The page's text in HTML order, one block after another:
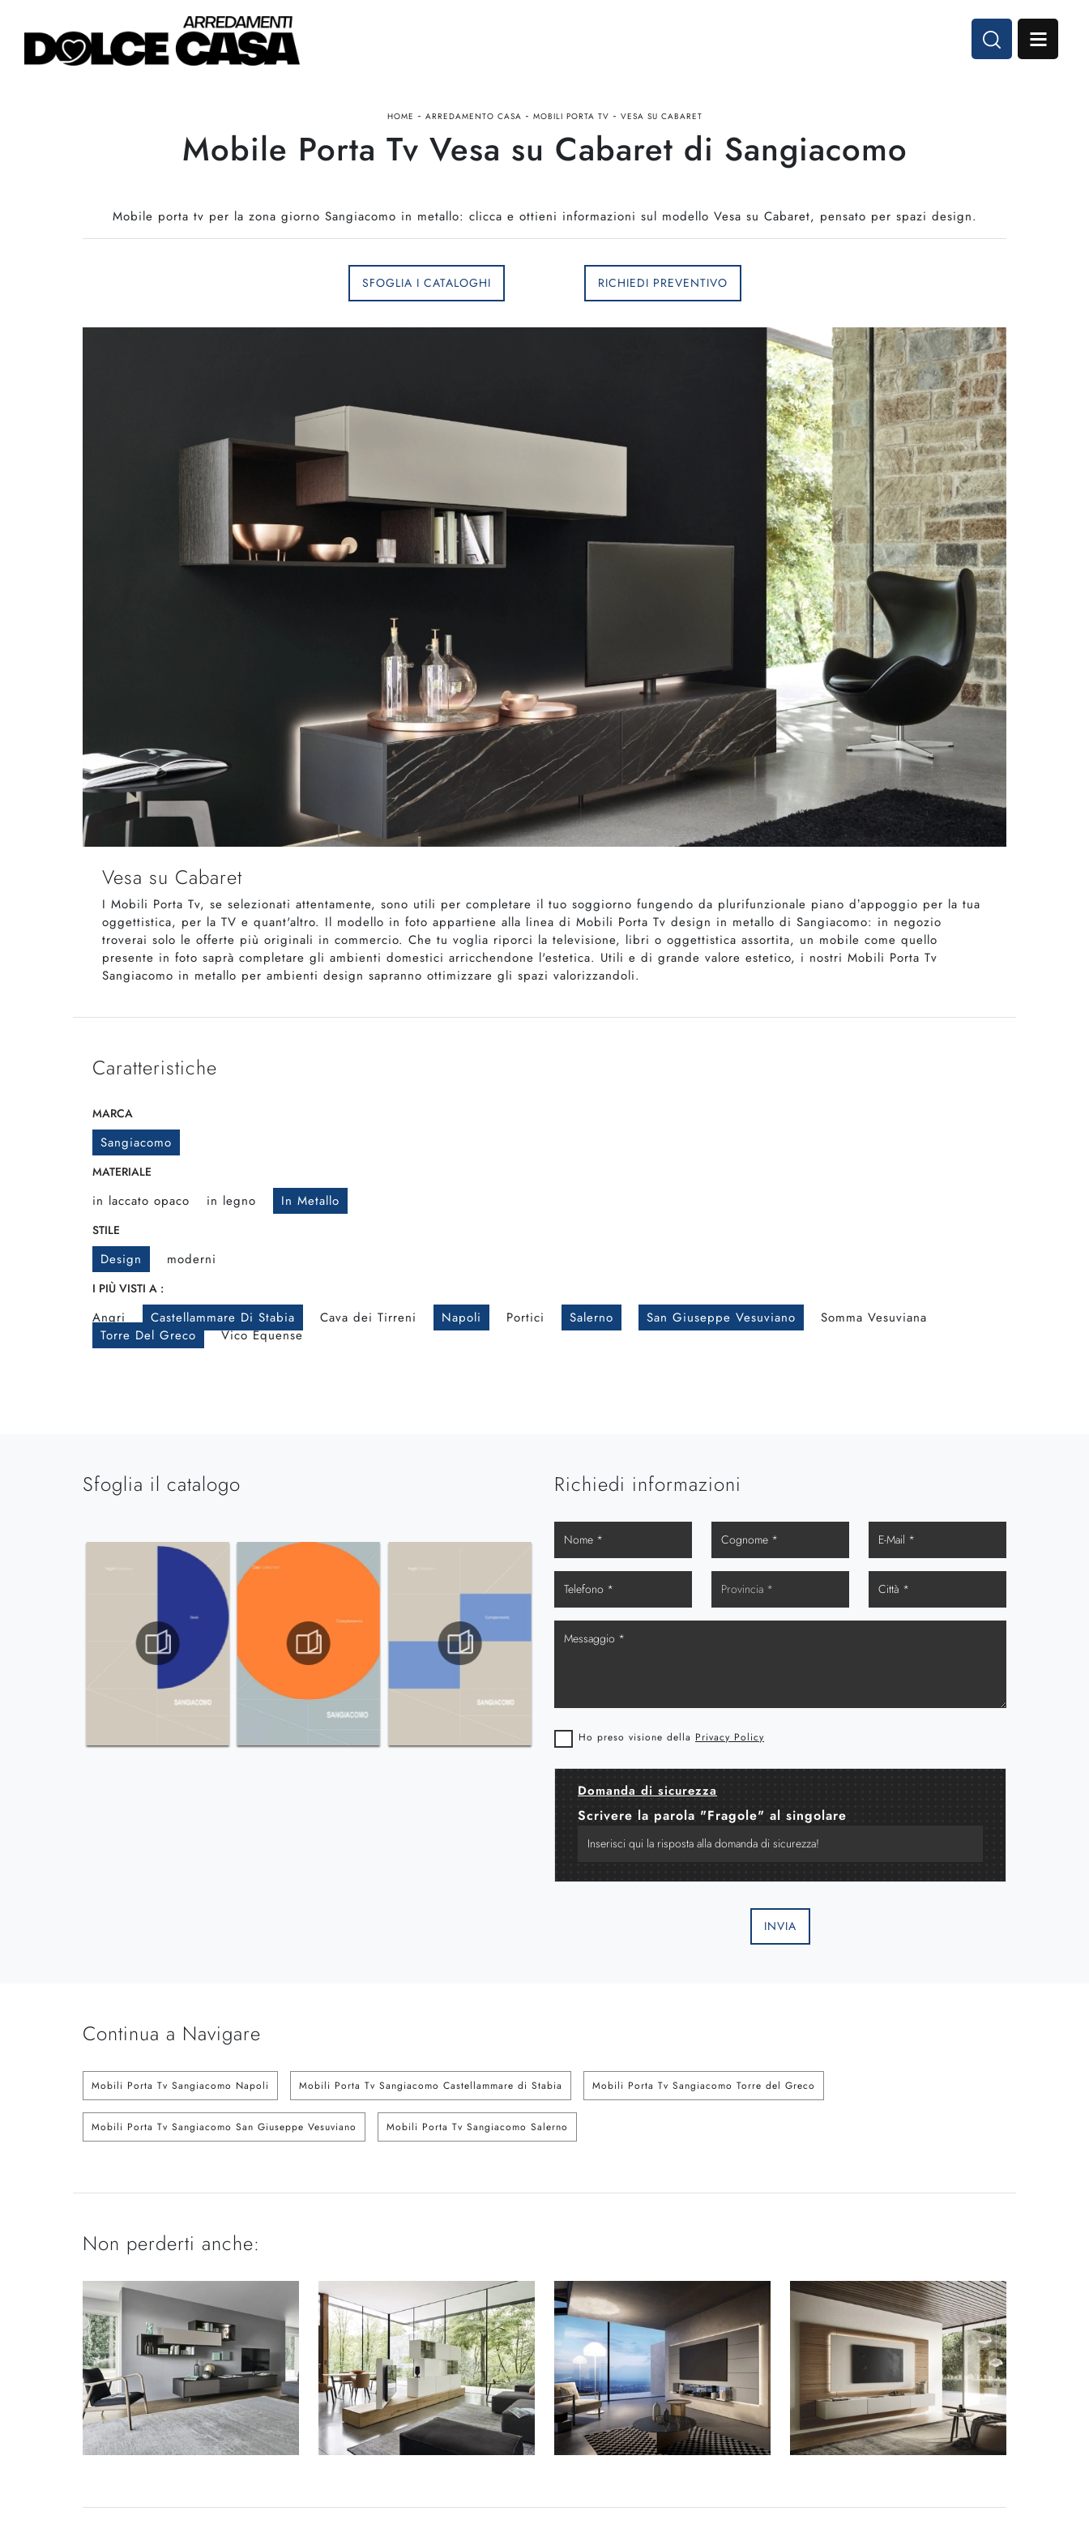
HOME - ARREDAMENTO CASA - MOBILI PORTA TV - VESA SU CABARET
Mobile Porta Tv Vesa su Cabaret di Sangiacomo
Mobile porta tv per la zona giorno Sangiacomo in metallo: clicca e ottieni informazioni sul modello Vesa su Cabaret, pensato per spazi design.
SFOGLIA I CATALOGHI RICHIEDI PREVENTIVO
Vesa su Cabaret
I Mobili Porta Tv, se selezionati attentamente, sono utili per completare il tuo soggiorno fungendo da plurifunzionale piano d’appoggio per la tua
oggettistica, per la TV e quant'altro. Il modello in foto appartiene alla linea di Mobili Porta Tv design in metallo di Sangiacomo: in negozio
troverai solo le offerte più originali in commercio. Che tu voglia riporci la televisione, libri o oggettistica assortita, un mobile come quello
presente in foto saprà completare gli ambienti domestici arricchendone l'estetica. Utili e di grande valore estetico, i nostri Mobili Porta Tv
Sangiacomo in metallo per ambienti design sapranno ottimizzare gli spazi valorizzandoli.
Caratteristiche
MARCA
Sangiacomo
MATERIALE
in laccato opaco in legno In Metallo
STILE
Design moderni
I PIÙ VISTI A :
Angri Castellammare Di Stabia Cava dei Tirreni Napoli Portici Salerno San Giuseppe Vesuviano
Somma Vesuviana
Torre Del Greco
Vico Equense
Sfoglia il catalogo Richiedi informazioni
Ho preso visione della Privacy Policy
Domanda di sicurezza
Scrivere la parola "Fragole" al singolare
INVIA
Continua a Navigare
Mobili Porta Tv Sangiacomo Napoli Mobili Porta Tv Sangiacomo Castellammare di Stabia Mobili Porta Tv Sangiacomo Torre del Greco
Mobili Porta Tv Sangiacomo San Giuseppe Vesuviano Mobili Porta Tv Sangiacomo Salerno
Non perderti anche: